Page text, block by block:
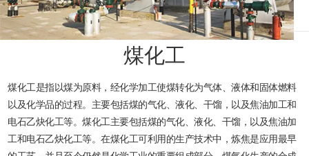
煤化工
煤化工是指以煤为原料，经化学加工使煤转化为气体、液体和固体燃料
以及化学品的过程。主要包括煤的气化、液化、干馏，以及焦油加工和
电石乙炔化工等。煤化工主要包括煤的气化、液化、干馏，以及焦油加
工和电石乙炔化工等。在煤化工可利用的生产技术中，炼焦是应用最早